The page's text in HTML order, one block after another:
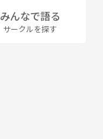
みんなで語る
サークルを探す